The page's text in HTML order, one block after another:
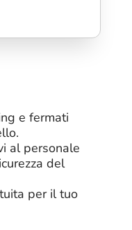
e fermati
al personale
del
per il tuo